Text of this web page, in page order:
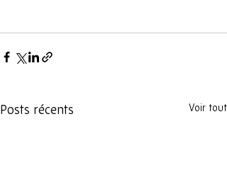
Posts récents Voir tout